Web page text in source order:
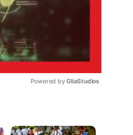
Powered by GliaStudios